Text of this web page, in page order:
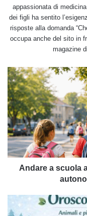
appassionata di
dei figli ha sentito
risposte alla domanda
occupa anche del sito in
magazine
Andare
a
scuola
a
piedi
fa
bene
(davvero):
salute,
autonomia
vivibili
Andare a scuola
è